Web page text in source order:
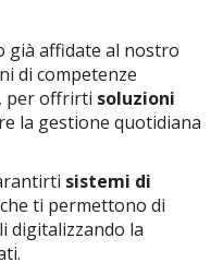
già affidate al nostro
di competenze
per offrirti soluzioni
la gestione quotidiana
sistemi di
che ti permettono di
digitalizzando la